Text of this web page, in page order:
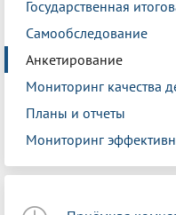
Государственная
Самообследование
Анкетирование
Мониторинг качества
Планы и отчеты
Мониторинг